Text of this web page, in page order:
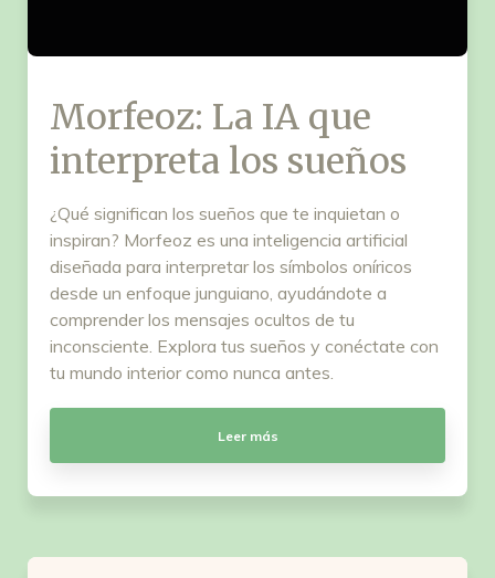
Morfeoz: La IA que
interpreta los sueños
¿Qué significan los sueños que te inquietan o
inspiran? Morfeoz es una inteligencia artificial
diseñada para interpretar los símbolos oníricos
desde un enfoque junguiano, ayudándote a
comprender los mensajes ocultos de tu
inconsciente. Explora tus sueños y conéctate con
tu mundo interior como nunca antes.
Leer más